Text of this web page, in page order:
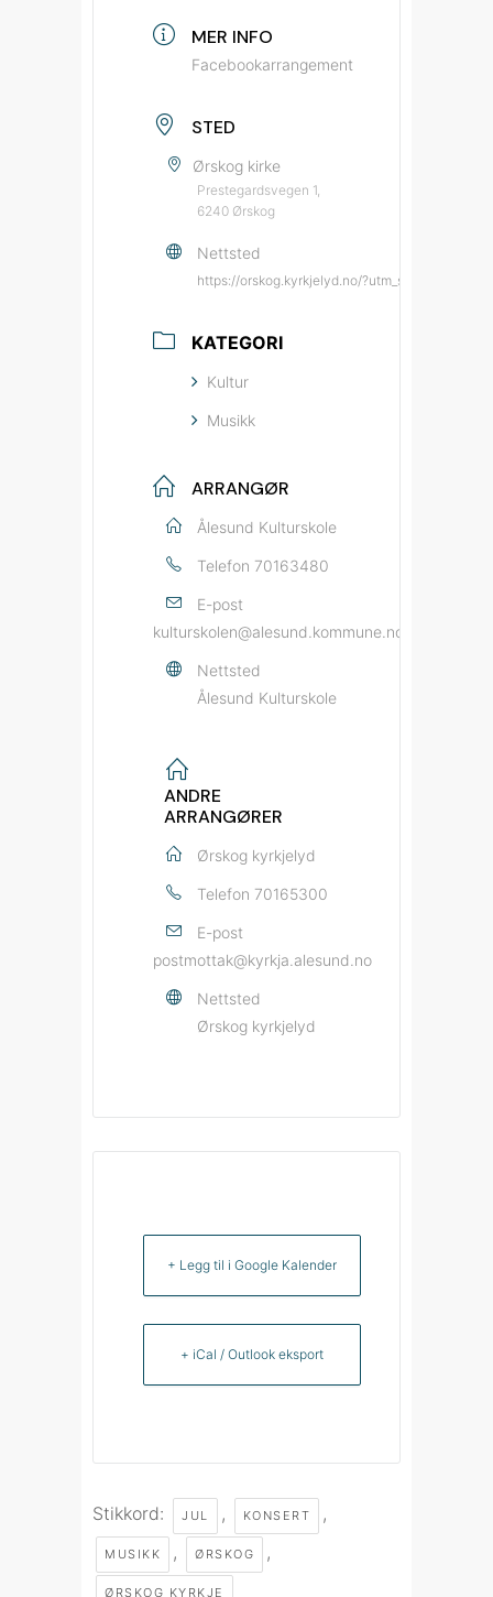
MER INFO
Facebookarrangement
STED
Ørskog kirke
Prestegardsvegen 1,
6240 Ørskog
Nettsted
https://orskog.kyrkjelyd.no/
KATEGORI
Kultur
Musikk
ARRANGØR
Ålesund Kulturskole
Telefon 70163480
E-post
kulturskolen@alesund.kommune.no
Nettsted
Ålesund Kulturskole
ANDRE
ARRANGØRER
Ørskog kyrkjelyd
Telefon 70165300
E-post
postmottak@kyrkja.alesund.no
Nettsted
Ørskog kyrkjelyd
+ Legg til i Google Kalender
+ iCal / Outlook eksport
Stikkord: JUL , KONSERT ,
MUSIKK , ØRSKOG ,
ØRSKOG KYRKJE